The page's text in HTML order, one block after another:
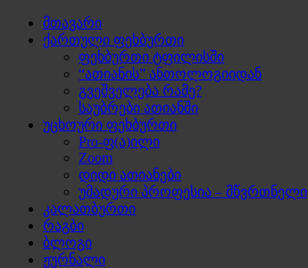
მთავარი
ქართული ფეხბურთი
ფეხბურთი ტფილისში
“ათიანის” ანთოლოგიიდან
გვეშველება რამე?
საუბრები ათიანში
უცხოური ფეხბურთი
Pro-ფ(ა)ილი
Zoom
დიდი ათიანები
უმადური პროფესია – მწვრთნელი
კალათბურთი
რაგბი
ბლოგი
ჟურნალი